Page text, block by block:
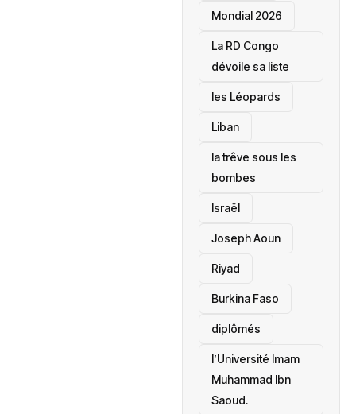
Mondial 2026
La RD Congo
dévoile sa liste
les Léopards
‎Liban
la trêve sous les
bombes
Israël
Joseph Aoun
Riyad
Burkina Faso
diplômés
l’Université Imam
Muhammad Ibn
Saoud.